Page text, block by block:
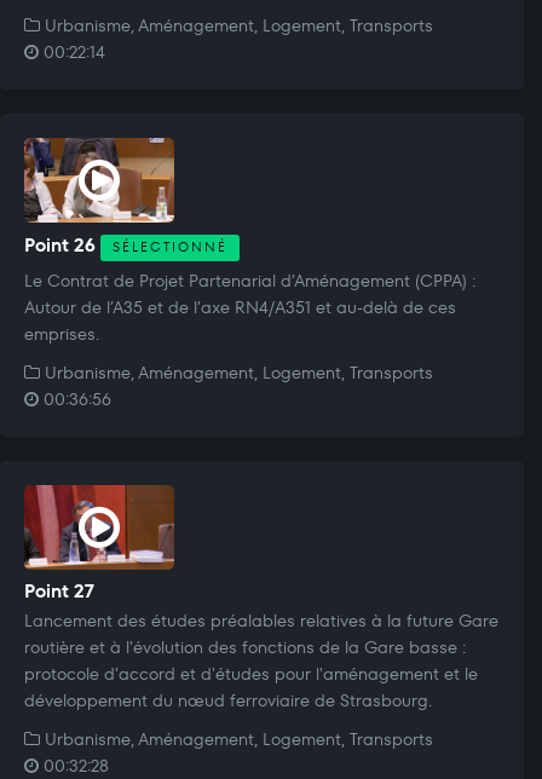
Urbanisme, Aménagement, Logement, Transports
00:22:14
Point 26 SÉLECTIONNÉ
Le Contrat de Projet Partenarial d’Aménagement (CPPA) :
Autour de l’A35 et de l’axe RN4/A351 et au-delà de ces
emprises.
Urbanisme, Aménagement, Logement, Transports
00:36:56
Point 27
Lancement des études préalables relatives à la future Gare
routière et à l'évolution des fonctions de la Gare basse :
protocole d'accord et d'études pour l'aménagement et le
développement du nœud ferroviaire de Strasbourg.
Urbanisme, Aménagement, Logement, Transports
00:32:28